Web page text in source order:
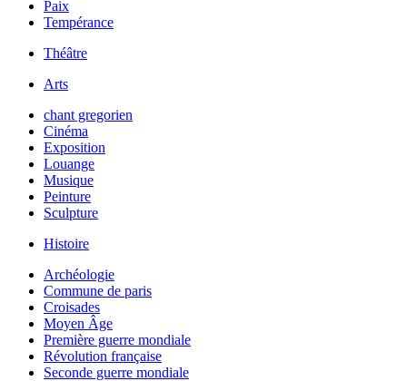
Paix
Tempérance
Théâtre
Arts
chant gregorien
Cinéma
Exposition
Louange
Musique
Peinture
Sculpture
Histoire
Archéologie
Commune de paris
Croisades
Moyen Âge
Première guerre mondiale
Révolution française
Seconde guerre mondiale